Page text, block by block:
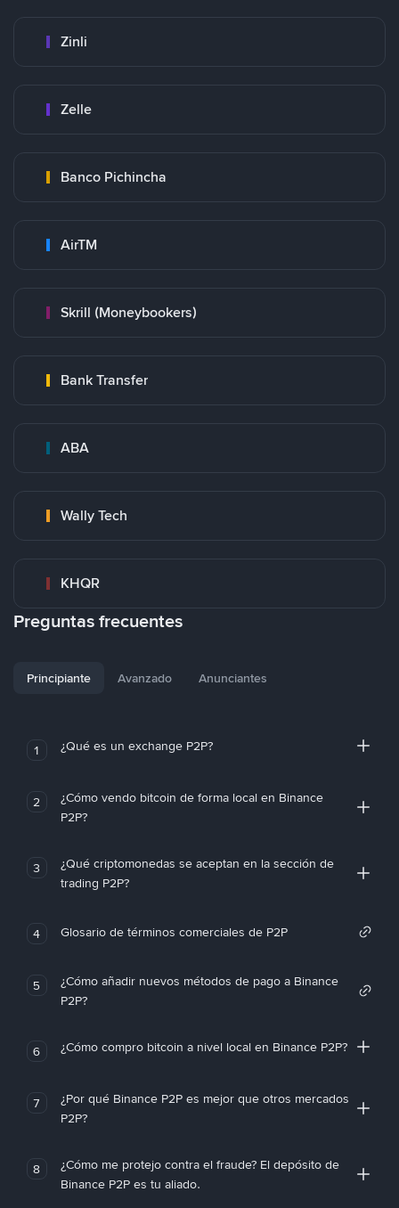
Zinli
Zelle
Banco Pichincha
AirTM
Skrill (Moneybookers)
Bank Transfer
ABA
Wally Tech
KHQR
Preguntas frecuentes
Principiante Avanzado Anunciantes
1 ¿Qué es un exchange P2P?
2
¿Cómo vendo bitcoin de forma local en Binance
P2P?
3
¿Qué criptomonedas se aceptan en la sección de
trading P2P?
4 Glosario de términos comerciales de P2P
5
¿Cómo añadir nuevos métodos de pago a Binance
P2P?
6 ¿Cómo compro bitcoin a nivel local en Binance P2P?
7
¿Por qué Binance P2P es mejor que otros mercados
P2P?
8
¿Cómo me protejo contra el fraude? El depósito de
Binance P2P es tu aliado.